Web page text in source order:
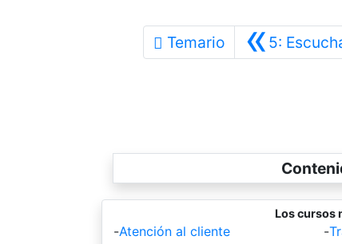
Temario «5:
Los cursos
-Atención al cliente -